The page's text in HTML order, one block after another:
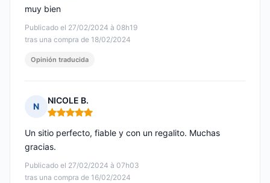
Publicado el 27/02/2024 à 08h19
tras una compra de 18/02/2024
muy bien
Opinión traducida
N
NICOLE B.
Nota: 5 de 5
Publicado el 27/02/2024 à 07h03
tras una compra de 16/02/2024
Un sitio perfecto, fiable y con un regalito. Muchas
gracias.